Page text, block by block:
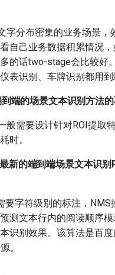
旋转90度后识
可以优化？
竹简上的古
别票据中的部
新训练它的
练文本检测
分类还是用原
可以吗？
识别
字？
的图像为四通
字分布密集的业务场景，
自己业务数据积累情况
的话two-stage会比较好
表识别、车牌识别都用到
端的场景文本识别方法
般需要设计针对ROI提取
时。
新的端到端场景文本识
要字符级别的标注，NMS
测文本行内的阅读顺序
识别效果。该算法是百
。